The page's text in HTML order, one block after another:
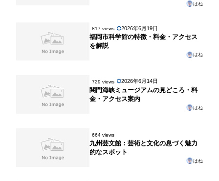
はね
817 views 2026年6月19日
福岡市科学館の特徴・料金・アクセス
を解説
はね
729 views 2026年6月14日
関門海峡ミュージアムの見どころ・料
金・アクセス案内
はね
664 views
九州芸文館：芸術と文化の息づく魅力
的なスポット
はね